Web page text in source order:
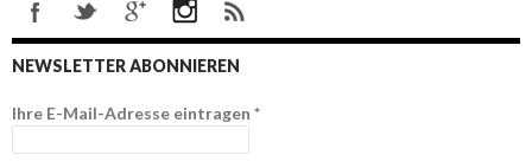
NEWSLETTER ABONNIEREN
Ihre E-Mail-Adresse eintragen *